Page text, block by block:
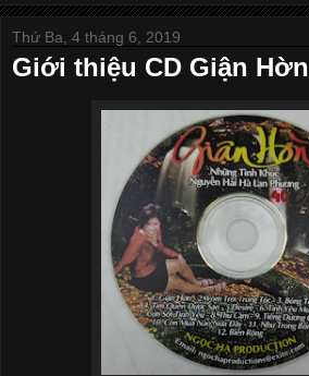
Thứ Ba, 4 tháng 6, 2019
Giới thiệu CD Giận Hờn